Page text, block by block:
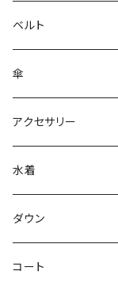
ベルト
傘
アクセサリー
水着
～44/S
46/M
ダウン
～44/S
コート